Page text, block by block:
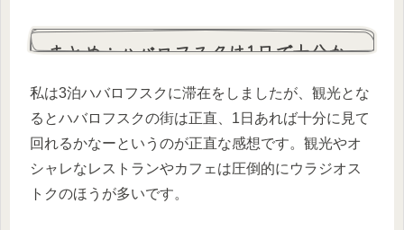
まとめ：ハバロフスクは1日で十分か
私は3泊ハバロフスクに滞在をしましたが、観光とな
るとハバロフスクの街は正直、1日あれば十分に見て
回れるかなーというのが正直な感想です。観光やオ
シャレなレストランやカフェは圧倒的にウラジオス
トクのほうが多いです。